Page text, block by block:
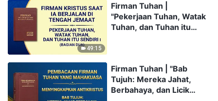
49:15
Firman Tuhan |
"Pekerjaan Tuhan, Watak
Tuhan, dan Tuhan itu
Firman Tuhan | "Bab
Tujuh: Mereka Jahat,
Berbahaya, dan Licik